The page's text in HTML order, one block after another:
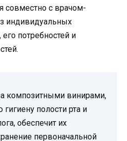
совместно с врачом-
индивидуальных
потребностей и
композитными винирами,
полости рта и
обеспечит их
первоначальной